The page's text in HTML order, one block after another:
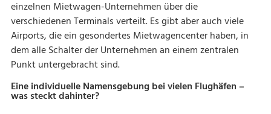
einzelnen Mietwagen-Unternehmen über die
verschiedenen Terminals verteilt. Es gibt aber auch viele
Airports, die ein gesondertes Mietwagencenter haben, in
dem alle Schalter der Unternehmen an einem zentralen
Punkt untergebracht sind.
Eine individuelle Namensgebung bei vielen Flughäfen –
was steckt dahinter?